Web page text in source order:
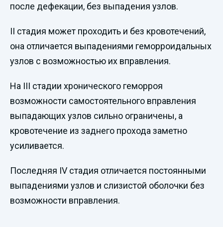
после дефекации, без выпадения узлов.
II стадия может проходить и без кровотечений,
она отличается выпадениями геморроидальных
узлов с возможностью их вправления.
На III стадии хронического геморроя
возможности самостоятельного вправления
выпадающих узлов сильно ограничены, а
кровотечение из заднего прохода заметно
усиливается.
Последняя IV стадия отличается постоянными
выпадениями узлов и слизистой оболочки без
возможности вправления.